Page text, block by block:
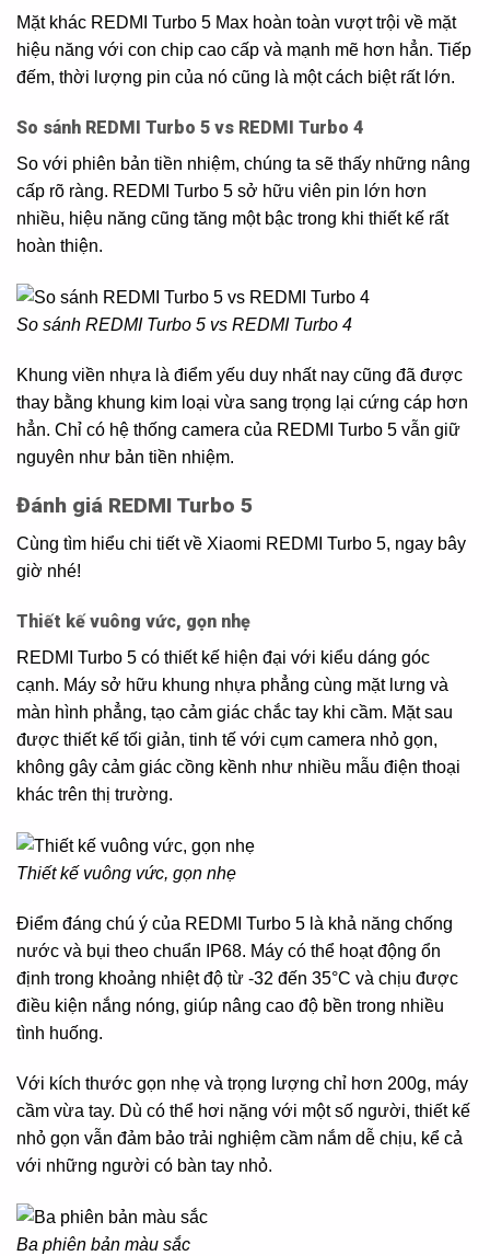
Mặt khác REDMI Turbo 5 Max hoàn toàn vượt trội về mặt
hiệu năng với con chip cao cấp và mạnh mẽ hơn hẳn. Tiếp
đếm, thời lượng pin của nó cũng là một cách biệt rất lớn.
So sánh REDMI Turbo 5 vs REDMI Turbo 4
So với phiên bản tiền nhiệm, chúng ta sẽ thấy những nâng
cấp rõ ràng. REDMI Turbo 5 sở hữu viên pin lớn hơn
nhiều, hiệu năng cũng tăng một bậc trong khi thiết kế rất
hoàn thiện.
So sánh REDMI Turbo 5 vs REDMI Turbo 4
Khung viền nhựa là điểm yếu duy nhất nay cũng đã được
thay bằng khung kim loại vừa sang trọng lại cứng cáp hơn
hẳn. Chỉ có hệ thống camera của REDMI Turbo 5 vẫn giữ
nguyên như bản tiền nhiệm.
Đánh giá REDMI Turbo 5
Cùng tìm hiểu chi tiết về Xiaomi REDMI Turbo 5, ngay bây
giờ nhé!
Thiết kế vuông vức, gọn nhẹ
REDMI Turbo 5 có thiết kế hiện đại với kiểu dáng góc
cạnh. Máy sở hữu khung nhựa phẳng cùng mặt lưng và
màn hình phẳng, tạo cảm giác chắc tay khi cầm. Mặt sau
được thiết kế tối giản, tinh tế với cụm camera nhỏ gọn,
không gây cảm giác cồng kềnh như nhiều mẫu điện thoại
khác trên thị trường.
Thiết kế vuông vức, gọn nhẹ
Điểm đáng chú ý của REDMI Turbo 5 là khả năng chống
nước và bụi theo chuẩn IP68. Máy có thể hoạt động ổn
định trong khoảng nhiệt độ từ -32 đến 35°C và chịu được
điều kiện nắng nóng, giúp nâng cao độ bền trong nhiều
tình huống.
Với kích thước gọn nhẹ và trọng lượng chỉ hơn 200g, máy
cầm vừa tay. Dù có thể hơi nặng với một số người, thiết kế
nhỏ gọn vẫn đảm bảo trải nghiệm cầm nắm dễ chịu, kể cả
với những người có bàn tay nhỏ.
Ba phiên bản màu sắc